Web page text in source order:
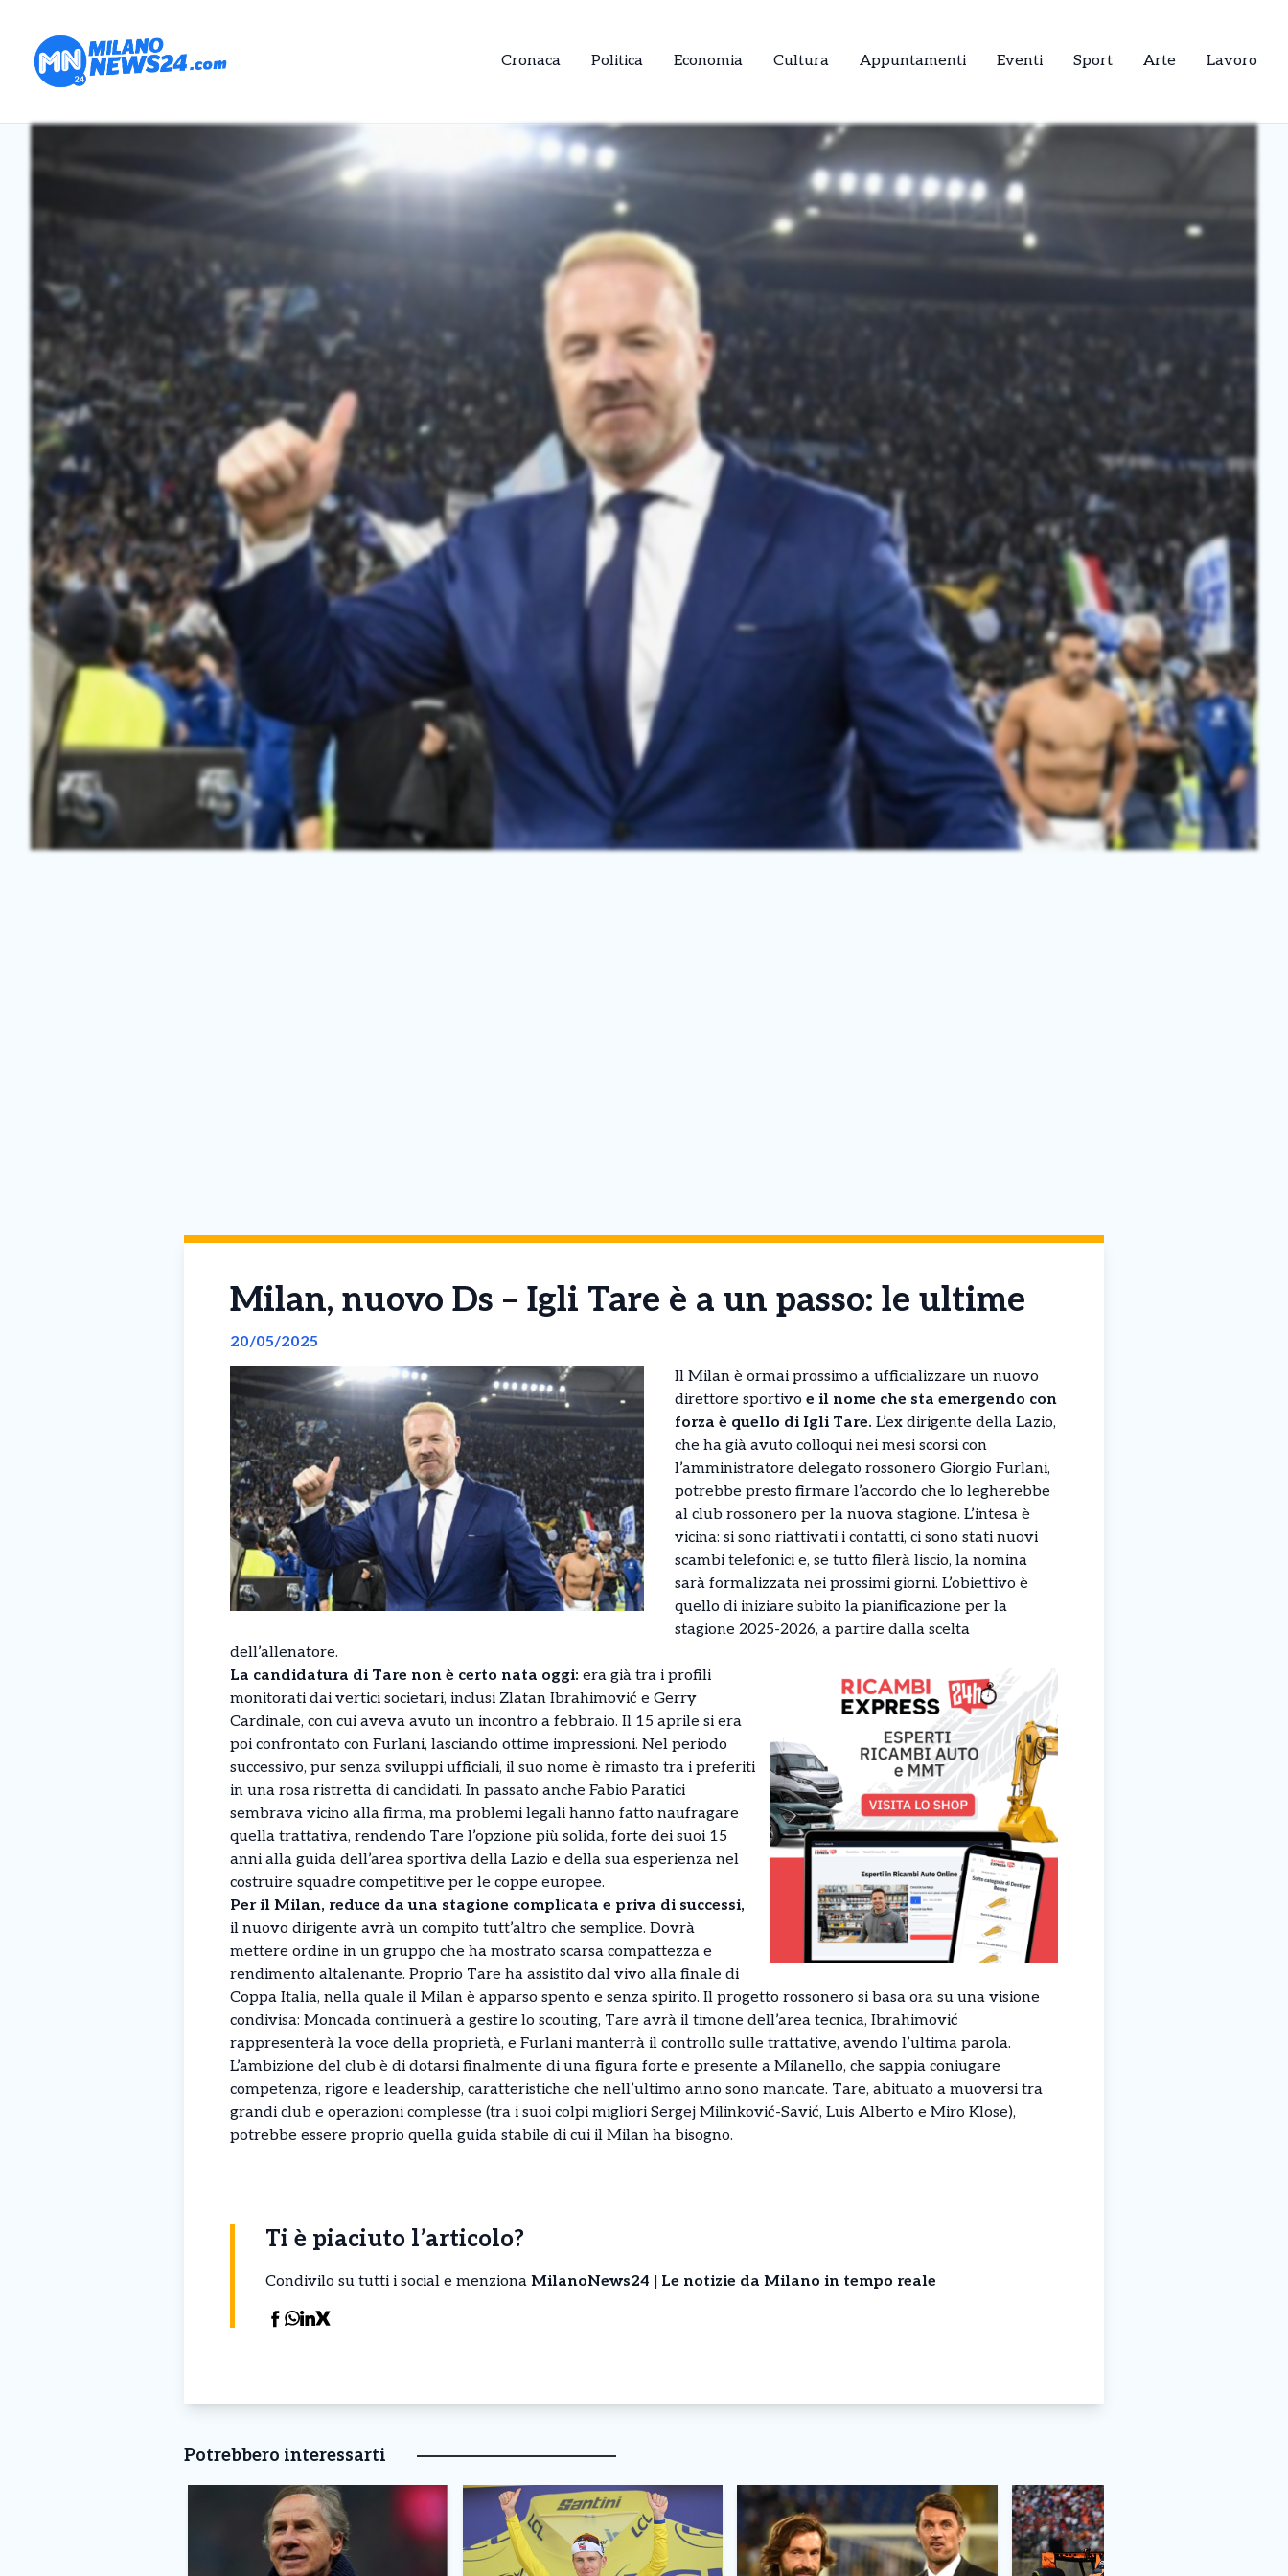
Cronaca Politica Economia Cultura Appuntamenti Eventi Sport Arte Lavoro
Milan, nuovo Ds – Igli Tare è a un passo: le ultime
20/05/2025
Il Milan è ormai prossimo a ufficializzare un nuovo
direttore sportivo e il nome che sta emergendo con
forza è quello di Igli Tare. L’ex dirigente della Lazio,
che ha già avuto colloqui nei mesi scorsi con
l’amministratore delegato rossonero Giorgio Furlani,
potrebbe presto firmare l’accordo che lo legherebbe
al club rossonero per la nuova stagione. L’intesa è
vicina: si sono riattivati i contatti, ci sono stati nuovi
scambi telefonici e, se tutto filerà liscio, la nomina
sarà formalizzata nei prossimi giorni. L’obiettivo è
quello di iniziare subito la pianificazione per la
stagione 2025-2026, a partire dalla scelta
dell’allenatore.
La candidatura di Tare non è certo nata oggi: era già tra i profili
monitorati dai vertici societari, inclusi Zlatan Ibrahimović e Gerry
Cardinale, con cui aveva avuto un incontro a febbraio. Il 15 aprile si era
poi confrontato con Furlani, lasciando ottime impressioni. Nel periodo
successivo, pur senza sviluppi ufficiali, il suo nome è rimasto tra i preferiti
in una rosa ristretta di candidati. In passato anche Fabio Paratici
sembrava vicino alla firma, ma problemi legali hanno fatto naufragare
quella trattativa, rendendo Tare l’opzione più solida, forte dei suoi 15
anni alla guida dell’area sportiva della Lazio e della sua esperienza nel
costruire squadre competitive per le coppe europee.
Per il Milan, reduce da una stagione complicata e priva di successi,
il nuovo dirigente avrà un compito tutt’altro che semplice. Dovrà
mettere ordine in un gruppo che ha mostrato scarsa compattezza e
rendimento altalenante. Proprio Tare ha assistito dal vivo alla finale di
Coppa Italia, nella quale il Milan è apparso spento e senza spirito. Il progetto rossonero si basa ora su una visione
condivisa: Moncada continuerà a gestire lo scouting, Tare avrà il timone dell’area tecnica, Ibrahimović
rappresenterà la voce della proprietà, e Furlani manterrà il controllo sulle trattative, avendo l’ultima parola.
L’ambizione del club è di dotarsi finalmente di una figura forte e presente a Milanello, che sappia coniugare
competenza, rigore e leadership, caratteristiche che nell’ultimo anno sono mancate. Tare, abituato a muoversi tra
grandi club e operazioni complesse (tra i suoi colpi migliori Sergej Milinković-Savić, Luis Alberto e Miro Klose),
potrebbe essere proprio quella guida stabile di cui il Milan ha bisogno.
Ti è piaciuto l’articolo?
Condivilo su tutti i social e menziona MilanoNews24 | Le notizie da Milano in tempo reale
Potrebbero interessarti